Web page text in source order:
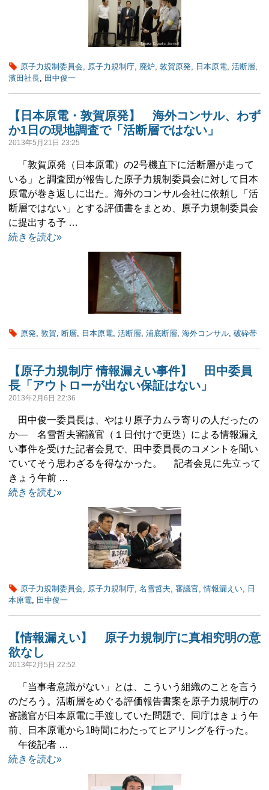
原子力規制委員会, 原子力規制庁, 廃炉, 敦賀原発, 日本原電, 活断層,
濱田社長, 田中俊一
【日本原電・敦賀原発】 海外コンサル、わず
か1日の現地調査で「活断層ではない」
2013年5月21日 23:25
「敦賀原発（日本原電）の2号機直下に活断層が走って
いる」と調査団が報告した原子力規制委員会に対して日本
原電が巻き返しに出た。海外のコンサル会社に依頼し「活
断層ではない」とする評価書をまとめ、原子力規制委員会
に提出する予 …
続きを読む»
原発, 敦賀, 断層, 日本原電, 活断層, 浦底断層, 海外コンサル, 破砕帯
【原子力規制庁 情報漏えい事件】 田中委員
長「アウトローが出ない保証はない」
2013年2月6日 22:36
田中俊一委員長は、やはり原子力ムラ寄りの人だったの
か― 名雪哲夫審議官（１日付けで更迭）による情報漏え
い事件を受けた記者会見で、田中委員長のコメントを聞い
ていてそう思わざるを得なかった。 記者会見に先立って
きょう午前 …
続きを読む»
原子力規制委員会, 原子力規制庁, 名雪哲夫, 審議官,情報漏えい, 日
本原電, 田中俊一
【情報漏えい】 原子力規制庁に真相究明の意
欲なし
2013年2月5日 22:52
「当事者意識がない」とは、こういう組織のことを言う
のだろう。活断層をめぐる評価報告書案を原子力規制庁の
審議官が日本原電に手渡していた問題で、同庁はきょう午
前、日本原電から1時間にわたってヒアリングを行った。
午後記者 …
続きを読む»